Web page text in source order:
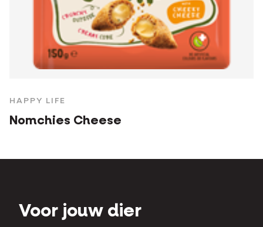
HAPPY LIFE
Nomchies Cheese
Voor jouw dier